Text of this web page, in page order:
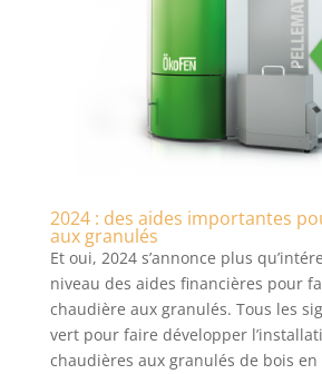
2024 : des aides importantes
aux granulés
Et oui, 2024 s’annonce plus
niveau des aides financières pour
chaudière aux granulés. Tous les
vert pour faire développer
chaudières aux granulés de bois en